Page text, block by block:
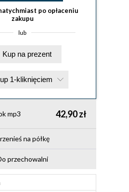
po opłaceniu
zakupu
lub
Kup na prezent
1-kliknięciem
mp3 42,90 zł
na półkę
przechowalni